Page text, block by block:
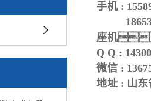
手机 :
座机
Q Q :
微信 :
地址 : 山东